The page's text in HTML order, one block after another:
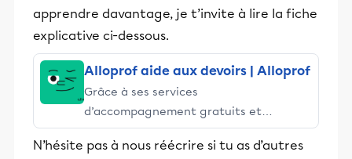
apprendre davantage, je t’invite à lire la fiche
explicative ci-dessous.
Alloprof aide aux devoirs | Alloprof
Grâce à ses services
d’accompagnement gratuits et
stimulants, Alloprof engage les élèves
et leurs parents dans la réussite
N’hésite pas à nous réécrire si tu as d’autres